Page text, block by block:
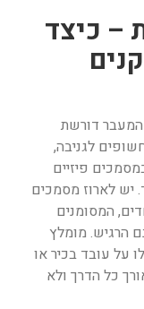
– כיצד
דורשת
לגניבה,
פיזיים
יש לארוז מסמכים
המסומנים
הרגיש. מומלץ
על עובד בכיר או
כל הדרך ולא